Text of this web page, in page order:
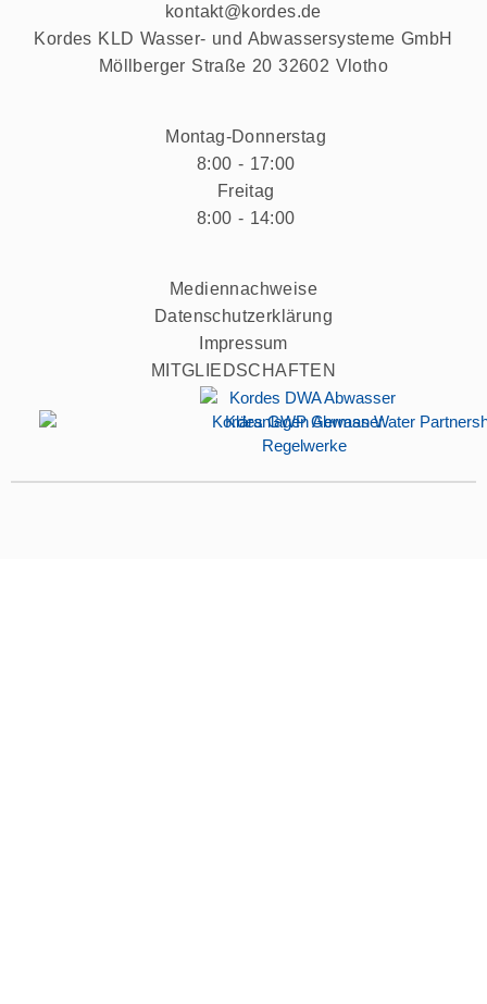
kontakt@kordes.de
Kordes KLD Wasser- und Abwassersysteme GmbH
Möllberger Straße 20 32602 Vlotho
Montag-Donnerstag
8:00 - 17:00
Freitag
8:00 - 14:00
Mediennachweise
Datenschutzerklärung
Impressum
MITGLIEDSCHAFTEN